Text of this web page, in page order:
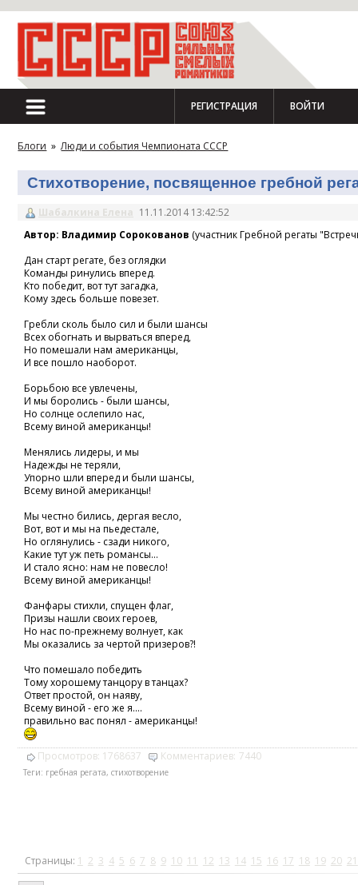
РЕГИСТРАЦИЯ ВОЙТИ
Блоги » Люди и события Чемпионата СССР
Стихотворение, посвященное гребной
Шабалкина Елена 11.11.2014 13:42:52
Автор: Владимир Сорокованов (участник Гребной регаты
Дан старт регате, без оглядки
Команды ринулись вперед.
Кто победит, вот тут загадка,
Кому здесь больше повезет.
Гребли сколь было сил и были шансы
Всех обогнать и вырваться вперед,
Но помешали нам американцы,
И все пошло наоборот.
Борьбою все увлечены,
И мы боролись - были шансы,
Но солнце ослепило нас,
Всему виной американцы!
Менялись лидеры, и мы
Надежды не теряли,
Упорно шли вперед и были шансы,
Всему виной американцы!
Мы честно бились, дергая весло,
Вот, вот и мы на пьедестале,
Но оглянулись - сзади никого,
Какие тут уж петь романсы...
И стало ясно: нам не повесло!
Всему виной американцы!
Фанфары стихли, спущен флаг,
Призы нашли своих героев,
Но нас по-прежнему волнует, как
Мы оказались за чертой призеров?!
Что помешало победить
Тому хорошему танцору в танцах?
Ответ простой, он наяву,
Всему виной - его же я....
правильно вас понял - американцы!
Просмотров: 1768637 Комментариев: 7440
Теги: гребная регата, стихотворение
Страницы: 1 2 3 4 5 6 7 8 9 10 11 12 13 14 15 16 17 18 19 20 21